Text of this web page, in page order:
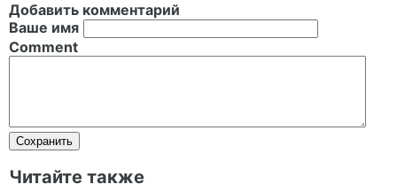
Добавить комментарий
Ваше имя
Comment
Читайте также